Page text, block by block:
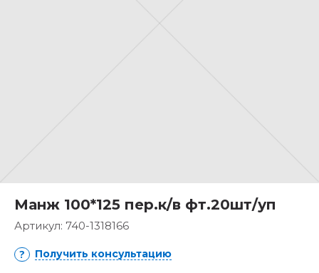
Манж 100*125 пер.к/в фт.20шт/уп
Артикул: 740-1318166
Получить консультацию